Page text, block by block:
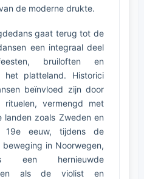
de moderne drukte.
gaat terug tot de
een integraal deel
bruiloften en
het platteland. Historici
beïnvloed zijn door
rituelen, vermengd met
landen zoals Zweden en
19e eeuw, tijdens de
in Noorwegen,
een hernieuwde
als de violist en